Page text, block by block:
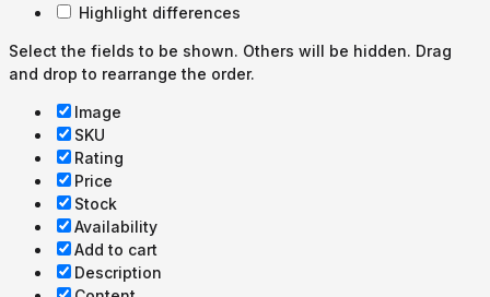
Highlight differences
Select the fields to be shown. Others will be hidden. Drag
and drop to rearrange the order.
Image
SKU
Rating
Price
Stock
Availability
Add to cart
Description